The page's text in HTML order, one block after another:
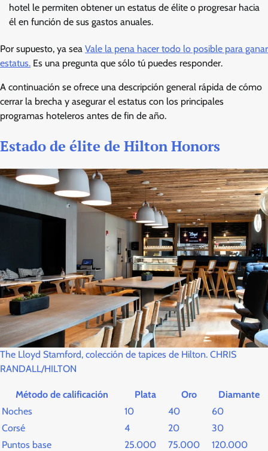
hotel le permiten obtener un estatus de élite o progresar hacia
él en función de sus gastos anuales.
Por supuesto, ya sea Vale la pena hacer todo lo posible para ganar
estatus. Es una pregunta que sólo tú puedes responder.
A continuación se ofrece una descripción general rápida de cómo
cerrar la brecha y asegurar el estatus con los principales
programas hoteleros antes de fin de año.
Estado de élite de Hilton Honors
The Lloyd Stamford, colección de tapices de Hilton. CHRIS
RANDALL/HILTON
Método de calificación Plata Oro
Diamante
Noches
10 40
60
Corsé
4 20
30
Puntos base
25.000 75.000 120.000